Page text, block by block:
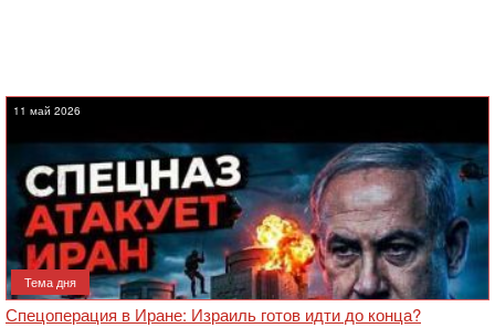
11 май 2026
Тема дня
Спецоперация в Иране: Израиль готов идти до конца?